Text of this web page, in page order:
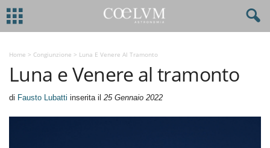
Home > Congiunzione > Luna E Venere Al Tramonto
Luna e Venere al tramonto
di Fausto Lubatti inserita il 25 Gennaio 2022